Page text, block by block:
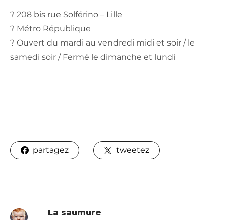
? 208 bis rue Solférino – Lille
? Métro République
? Ouvert du mardi au vendredi midi et soir / le
samedi soir / Fermé le dimanche et lundi
partagez tweetez
La saumure